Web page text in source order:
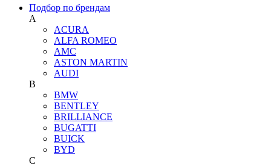
Подбор по брендам
A
ACURA
ALFA ROMEO
AMC
ASTON MARTIN
AUDI
B
BMW
BENTLEY
BRILLIANCE
BUGATTI
BUICK
BYD
C